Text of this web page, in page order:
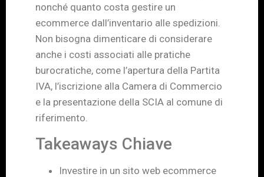
nonché quanto costa gestire un
ecommerce dall’inventario alle spedizioni.
Non bisogna dimenticare di considerare
anche i costi associati alle pratiche
burocratiche, come l’apertura della Partita
IVA, l’iscrizione alla Camera di Commercio
e la presentazione della SCIA al comune di
riferimento.
Takeaways Chiave
Investire in un sito web ecommerce